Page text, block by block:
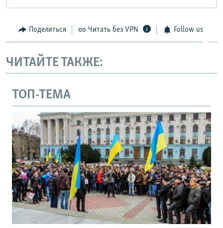
Поделиться Читать без VPN Follow us
ЧИТАЙТЕ ТАКЖЕ:
ТОП-ТЕМА